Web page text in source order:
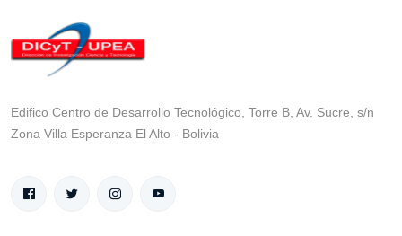
Edifico Centro de Desarrollo Tecnológico, Torre B, Av. Sucre, s/n
Zona Villa Esperanza El Alto - Bolivia